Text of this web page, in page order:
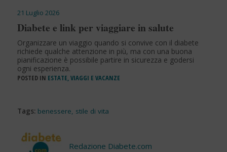
21 Luglio 2026
Diabete e link per viaggiare in salute
Organizzare un viaggio quando si convive con il diabete
richiede qualche attenzione in più, ma con una buona
pianificazione è possibile partire in sicurezza e godersi
ogni esperienza.
POSTED IN ESTATE, VIAGGI E VACANZE
Tags: benessere, stile di vita
Redazione Diabete.com